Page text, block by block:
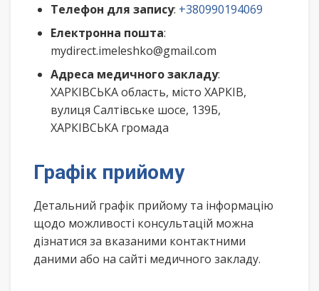
Телефон для запису: +380990194069
Електронна пошта:
mydirect.imeleshko@gmail.com
Адреса медичного закладу:
ХАРКІВСЬКА область, місто ХАРКІВ,
вулиця Салтівське шосе, 139Б,
ХАРКІВСЬКА громада
Графік прийому
Детальний графік прийому та інформацію
щодо можливості консультацій можна
дізнатися за вказаними контактними
даними або на сайті медичного закладу.